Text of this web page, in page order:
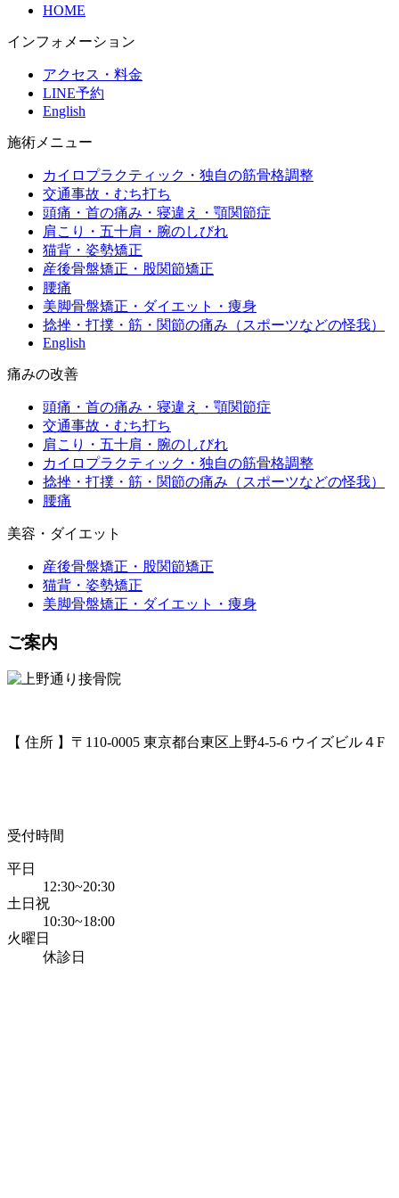
HOME
インフォメーション
アクセス・料金
LINE予約
English
施術メニュー
カイロプラクティック・独自の筋骨格調整
交通事故・むち打ち
頭痛・首の痛み・寝違え・顎関節症
肩こり・五十肩・腕のしびれ
猫背・姿勢矯正
産後骨盤矯正・股関節矯正
腰痛
美脚骨盤矯正・ダイエット・痩身
捻挫・打撲・筋・関節の痛み（スポーツなどの怪我）
English
痛みの改善
頭痛・首の痛み・寝違え・顎関節症
交通事故・むち打ち
肩こり・五十肩・腕のしびれ
カイロプラクティック・独自の筋骨格調整
捻挫・打撲・筋・関節の痛み（スポーツなどの怪我）
腰痛
美容・ダイエット
産後骨盤矯正・股関節矯正
猫背・姿勢矯正
美脚骨盤矯正・ダイエット・痩身
ご案内
【 住所 】〒110-0005 東京都台東区上野4-5-6 ウイズビル４F
受付時間
平日
12:30~20:30
土日祝
10:30~18:00
火曜日
休診日